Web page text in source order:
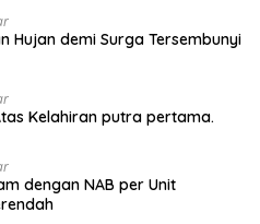
Hujan demi Surga Tersembunyi
Kelahiran putra pertama.
dengan NAB per Unit